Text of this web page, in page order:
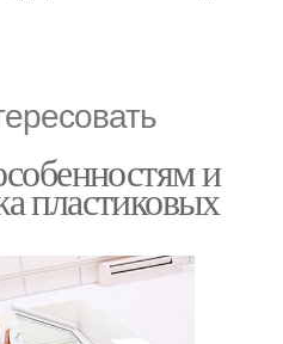
и
пластиковых